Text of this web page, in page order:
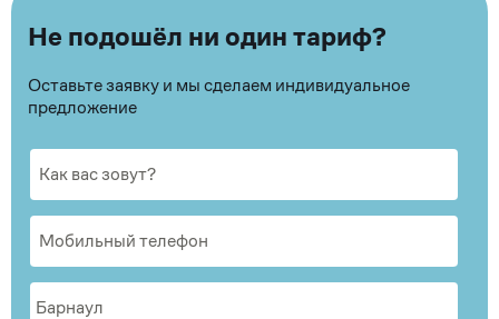
Не подошёл ни один тариф?
Оставьте заявку и мы сделаем индивидуальное
предложение